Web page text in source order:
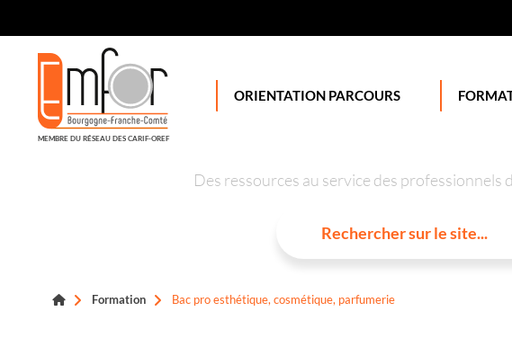
MEMBRE DU RÉSEAU DES CARIF-OREF
ORIENTATION PARCOURS
Des ressources au service des professionnels
Formation Bac pro esthétique, cosmétique, parfumerie